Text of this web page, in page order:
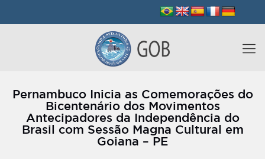
Pernambuco Inicia as Comemorações do
Bicentenário dos Movimentos
Antecipadores da Independência do
Brasil com Sessão Magna Cultural em
Goiana – PE